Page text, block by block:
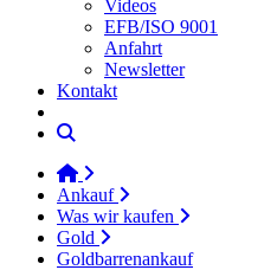
Videos
EFB/ISO 9001
Anfahrt
Newsletter
Kontakt
Ankauf
Was wir kaufen
Gold
Goldbarrenankauf